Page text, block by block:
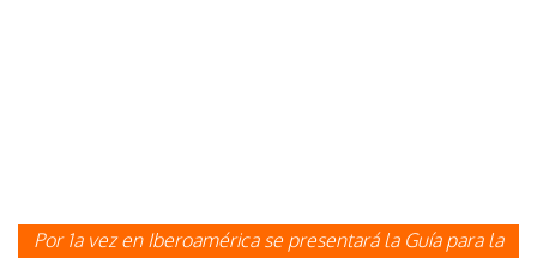
Por 1a vez en Iberoamérica se presentará la Guía para la